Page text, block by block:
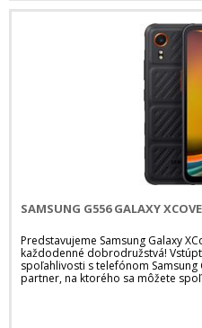
SAMSUNG G556 GALAXY
Predstavujeme Samsung Galaxy
každodenné dobrodružstvá!
spoľahlivosti s telefónom Samsung
partner, na ktorého sa môžete